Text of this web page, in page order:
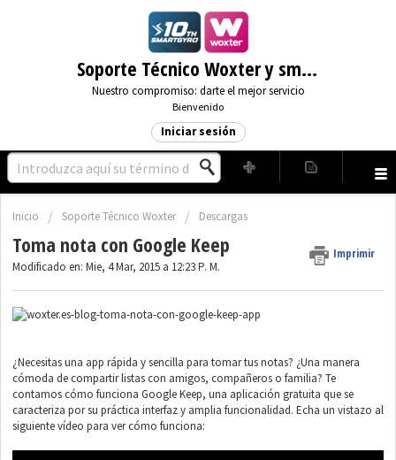
Soporte Técnico Woxter y smartGyro
Nuestro compromiso: darte el mejor servicio
Bienvenido
Iniciar sesión
Inicio Soporte Técnico Woxter Descargas
Toma nota con Google Keep Imprimir
Modificado en: Mie, 4 Mar, 2015 a 12:23 P. M.
¿Necesitas una app rápida y sencilla para tomar tus notas? ¿Una manera
cómoda de compartir listas con amigos, compañeros o familia? Te
contamos cómo funciona Google Keep, una aplicación gratuita que se
caracteriza por su práctica interfaz y amplia funcionalidad. Echa un vistazo al
siguiente vídeo para ver cómo funciona: